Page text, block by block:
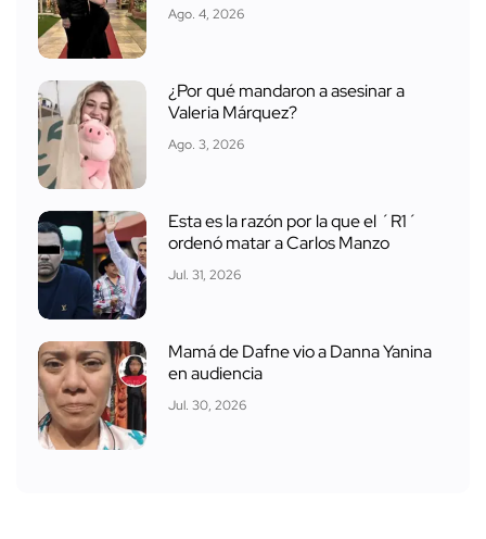
Ago. 4, 2026
¿Por qué mandaron a asesinar a
Valeria Márquez?
Ago. 3, 2026
Esta es la razón por la que el ´R1´
ordenó matar a Carlos Manzo
Jul. 31, 2026
Mamá de Dafne vio a Danna Yanina
en audiencia
Jul. 30, 2026